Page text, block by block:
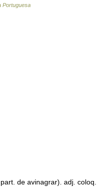
Portuguesa
de avinagrar). adj. coloq.